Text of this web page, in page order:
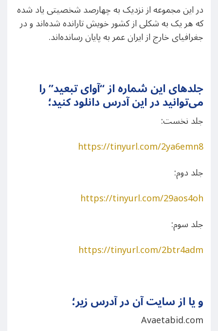
در این مجموعه از نزدیک به چهارصد شخصیتی یاد شده
که هر یک به شکلی از کشور خویش تارانده شده‌اند و در
جغرافیای خارج از ایران عمر به پایان رسانده‌اند.
جلدهای این شماره از “آوای تبعید” را
می‌توانید در این آدرس دانلود کنید؛
جلد نخست:
https://tinyurl.com/2ya6emn8
جلد دوم:
https://tinyurl.com/29aos4oh
جلد سوم:
https://tinyurl.com/2btr4adm
و یا از سایت آن در آدرس زیر؛
Avaetabid.com